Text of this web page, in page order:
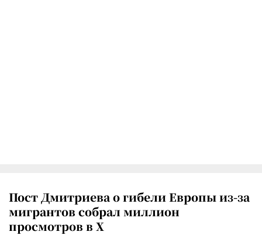
Пост Дмитриева о гибели Европы из-за
мигрантов собрал миллион
просмотров в X